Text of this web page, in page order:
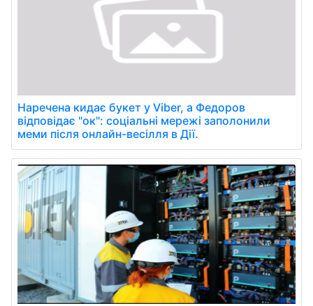
Наречена кидає букет у Viber, а Федоров
відповідає "ок": соціальні мережі заполонили
меми після онлайн-весілля в Дії.